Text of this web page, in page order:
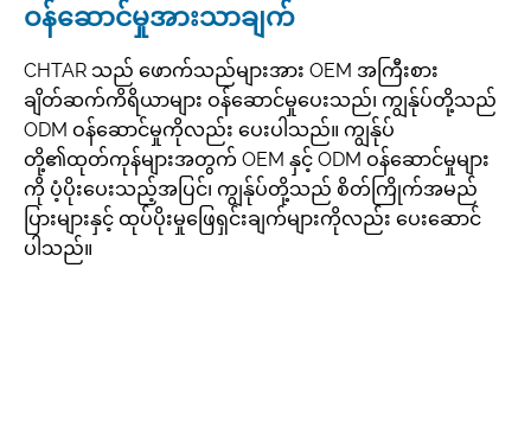
ဝန်ဆောင်မှုအားသာချက်
CHTAR သည် ဖောက်သည်များအား OEM အကြီးစား
ချိတ်ဆက်ကိရိယာများ ဝန်ဆောင်မှုပေးသည်၊ ကျွန်ုပ်တို့သည်
ODM ဝန်ဆောင်မှုကိုလည်း ပေးပါသည်။ ကျွန်ုပ်
တို့၏ထုတ်ကုန်များအတွက် OEM နှင့် ODM ဝန်ဆောင်မှုများ
ကို ပံ့ပိုးပေးသည့်အပြင်၊ ကျွန်ုပ်တို့သည် စိတ်ကြိုက်အမည်
ပြားများနှင့် ထုပ်ပိုးမှုဖြေရှင်းချက်များကိုလည်း ပေးဆောင်
ပါသည်။